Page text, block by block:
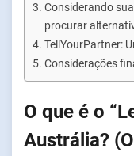
Considerando
procurar
TellYourPartner:
Considerações
O que é o
Austrália?